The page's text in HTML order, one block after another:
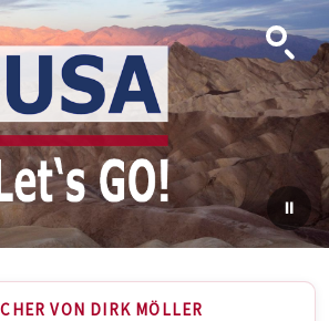
Suche
VON DIRK MÖLLER